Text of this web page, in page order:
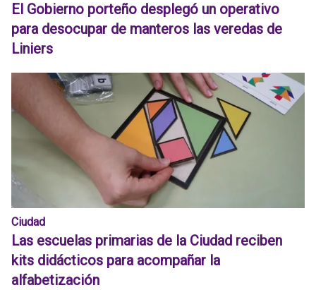
El Gobierno porteño desplegó un operativo
para desocupar de manteros las veredas de
Liniers
Ciudad
Las escuelas primarias de la Ciudad reciben
kits didácticos para acompañar la
alfabetización